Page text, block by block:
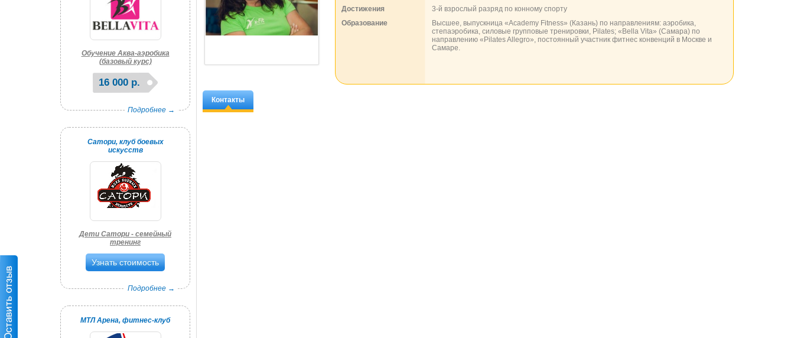
Обучение Аква-аэробика
(базовый курс)
16 000 р.
Подробнее →
Сатори, клуб боевых
искусств
Дети Сатори - семейный
тренинг
Узнать стоимость
Подробнее →
МТЛ Арена, фитнес-клуб
Достижения
3-й взрослый разряд по конному спорту
Образование
Высшее, выпускница «Academy Fitness» (Казань) по направлениям: аэробика,
степаэробика, силовые групповые тренировки, Pilates; «Bella Vita» (Самара) по
направлению «Pilates Allegro», постоянный участник фитнес конвенций в Москве и
Самаре.
Контакты